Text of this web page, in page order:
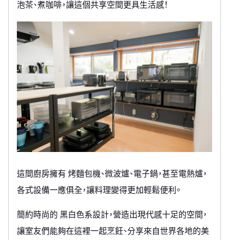
泡茶、煮咖啡，讓這個共享空間更具生活感！
這間廚房擁有 烤麵包機、微波爐、電子鍋，甚至電熱爐，
各式設備一應俱全，讓料理變得更加輕鬆便利。
簡約時尚的 黑白色系設計，營造出現代感十足的空間，
讓室友們能夠在這裡一起烹飪、分享來自世界各地的美